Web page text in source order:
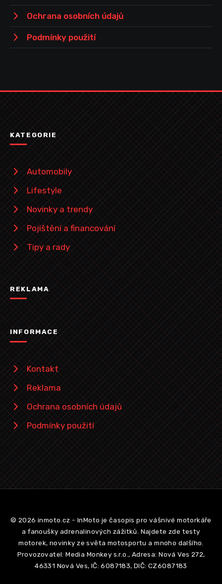
Ochrana osobních údajů
Podmínky použití
KATEGORIE
Automobily
Lifestyle
Novinky a trendy
Pojištění a financování
Tipy a rady
REKLAMA
INFORMACE
Kontakt
Reklama
Ochrana osobních údajů
Podmínky použití
© 2026 inmoto.cz - InMoto je časopis pro vášnivé motorkáře
a fanoušky adrenalinových zážitků. Najdete zde testy
motorek, novinky ze světa motosportu a mnoho dalšího.
Provozovatel: Media Monkey s.r.o., Adresa: Nová Ves 272,
46331 Nová Ves, IČ: 6087183, DIČ: CZ6087183